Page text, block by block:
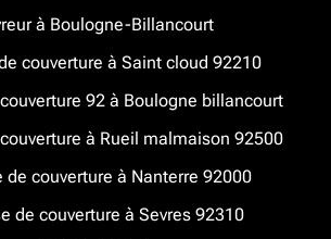
à Boulogne-Billancourt
couverture à Saint cloud 92210
92 à Boulogne billancourt
à Rueil malmaison 92500
de couverture à Nanterre 92000
de couverture à Sevres 92310